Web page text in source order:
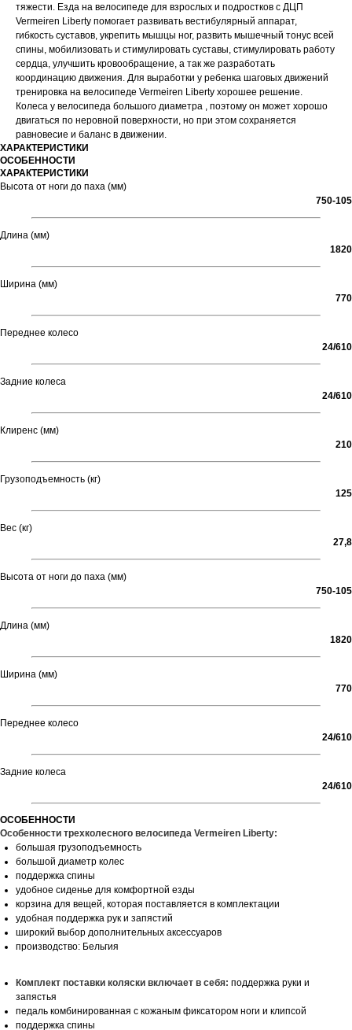
тяжести. Езда на велосипеде для взрослых и подростков с ДЦП
Vermeiren Liberty помогает развивать вестибулярный аппарат,
гибкость суставов, укрепить мышцы ног, развить мышечный тонус всей
спины, мобилизовать и стимулировать суставы, стимулировать работу
сердца, улучшить кровообращение, а так же разработать
координацию движения. Для выработки у ребенка шаговых движений
тренировка на велосипеде Vermeiren Liberty хорошее решение.
Колеса у велосипеда большого диаметра , поэтому он может хорошо
двигаться по неровной поверхности, но при этом сохраняется
равновесие и баланс в движении.
ХАРАКТЕРИСТИКИ
ОСОБЕННОСТИ
ХАРАКТЕРИСТИКИ
Высота от ноги до паха (мм)
750-105
Длина (мм)
1820
Ширина (мм)
770
Переднее колесо
24/610
Задние колеса
24/610
Клиренс (мм)
210
Грузоподъемность (кг)
125
Вес (кг)
27,8
Высота от ноги до паха (мм)
750-105
Длина (мм)
1820
Ширина (мм)
770
Переднее колесо
24/610
Задние колеса
24/610
ОСОБЕННОСТИ
Особенности трехколесного велосипеда Vermeiren Liberty:
большая грузоподъемность
большой диаметр колес
поддержка спины
удобное сиденье для комфортной езды
корзина для вещей, которая поставляется в комплектации
удобная поддержка рук и запястий
широкий выбор дополнительных аксессуаров
производство: Бельгия
Комплект поставки коляски включает в себя: поддержка руки и
запястья
педаль комбинированная с кожаным фиксатором ноги и клипсой
поддержка спины